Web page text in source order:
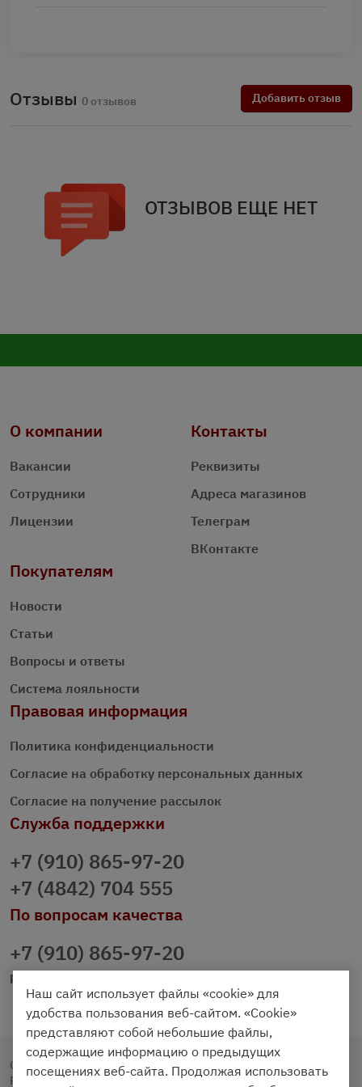
Отзывы 0 отзывов Добавить отзыв
ОТЗЫВОВ ЕЩЕ НЕТ
О компании
Вакансии
Сотрудники
Лицензии
Контакты
Реквизиты
Адреса магазинов
Телеграм
ВКонтакте
Покупателям
Новости
Статьи
Вопросы и ответы
Система лояльности
Правовая информация
Политика конфиденциальности
Согласие на обработку персональных данных
Согласие на получение рассылок
Служба поддержки
+7 (910) 865-97-20
+7 (4842) 704 555
По вопросам качества
+7 (910) 865-97-20
prazdnichniy40@palmi.ru
Copyright © 2020 - 2026. Праздничный Стол.
Разработка и продвижение - Vegas Studio
Наш сайт использует файлы «cookie» для
удобства пользования веб-сайтом. «Cookie»
представляют собой небольшие файлы,
содержащие информацию о предыдущих
посещениях веб-сайта. Продолжая использовать